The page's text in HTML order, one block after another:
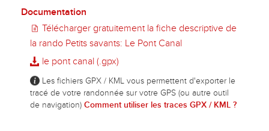
Documentation
Télécharger gratuitement la fiche descriptive de
la rando Petits savants: Le Pont Canal
le pont canal (.gpx)
Les fichiers GPX / KML vous permettent d'exporter le
tracé de votre randonnée sur votre GPS (ou autre outil
de navigation) Comment utiliser les traces GPX / KML ?